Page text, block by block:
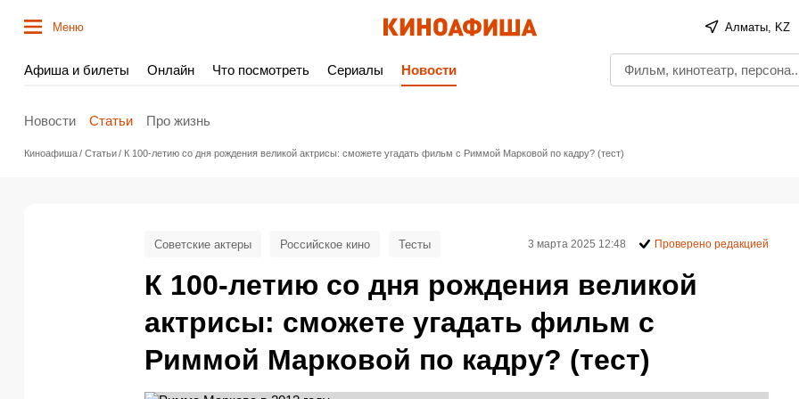
Меню Алматы, KZ
Афиша и билеты Онлайн Что посмотреть Сериалы Новости
Новости Статьи Про жизнь
Киноафиша Статьи К 100-летию со дня рождения великой актрисы: сможете угадать фильм с Риммой Марковой по кадру? (тест)
К 100-летию со дня рождения великой
актрисы: сможете угадать фильм с
Риммой Марковой по кадру? (тест)
Советские актеры Российское кино Тесты 3 марта 2025 12:48 Проверено редакцией